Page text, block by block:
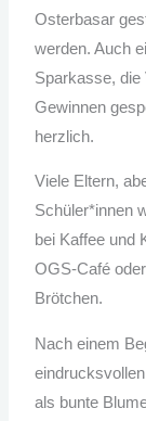
Osterbasar
werden. Auch
Sparkasse, die
Gewinnen
herzlich.
Viele Eltern,
Schüler*innen
bei Kaffee und
OGS-Café
Brötchen.
Nach einem
als bunte